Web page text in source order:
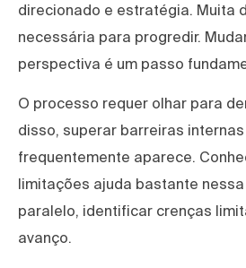
direcionado e estratégia. Muita
necessária para progredir.
perspectiva é um passo
O processo requer olhar para
disso, superar barreiras
frequentemente aparece.
limitações ajuda bastante nessa
paralelo, identificar crenças
avanço.